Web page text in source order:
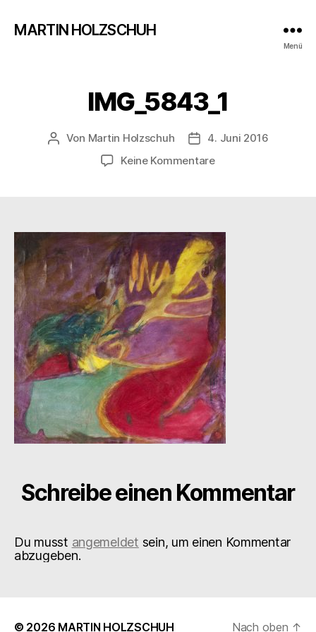
MARTIN HOLZSCHUH
Menü
IMG_5843_1
Beitragsautor
Von Martin Holzschuh
4. Juni 2016
Keine Kommentarezu
Schreibe einen Kommentar
Du musst angemeldet sein, um einen Kommentar
abzugeben.
© 2026 MARTIN HOLZSCHUH Nach oben ↑